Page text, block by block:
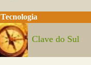
Tecnologia
Clave do Sul